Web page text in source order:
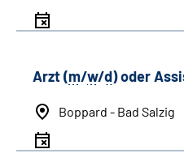
Arzt (m/w/d) oder
Boppard - Bad Salzig